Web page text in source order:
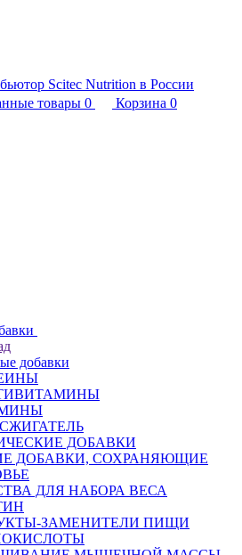
товары 0 Корзина 0
добавки
ДОБАВКИ
ДОБАВКИ, СОХРАНЯЮЩИЕ
ДЛЯ НАБОРА ВЕСА
ЗАМЕНИТЕЛИ ПИЩИ